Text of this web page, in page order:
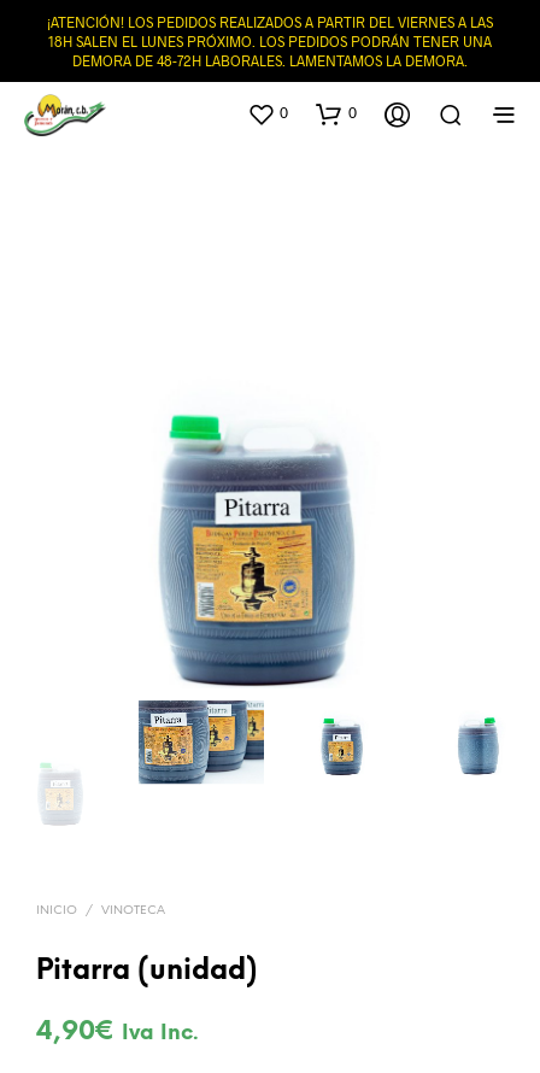
¡ATENCIÓN! LOS PEDIDOS REALIZADOS A PARTIR DEL VIERNES A LAS
18H SALEN EL LUNES PRÓXIMO. LOS PEDIDOS PODRÁN TENER UNA
DEMORA DE 48-72H LABORALES. LAMENTAMOS LA DEMORA.
0 0
INICIO / VINOTECA
Pitarra (unidad)
4,90€ Iva Inc.